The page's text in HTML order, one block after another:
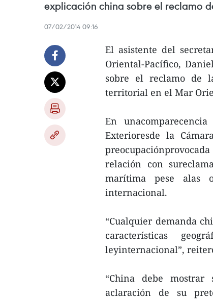
explicación china sobre el reclamo
07/02/2014 09:16
El asistente del
Oriental-Pacífico,
sobre el reclamo de
territorial en el Mar
En
Exterioresde la
relación con
marítima pese alas
internacional.
“Cualquier demanda
características
leyinternacional”,
“China debe
aclaración de su